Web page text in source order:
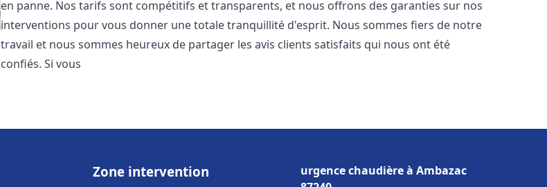
en panne. Nos tarifs sont compétitifs et transparents, et nous offrons des garanties sur nos
interventions pour vous donner une totale tranquillité d'esprit. Nous sommes fiers de notre
travail et nous sommes heureux de partager les avis clients satisfaits qui nous ont été
confiés. Si vous
Zone intervention
urgence chaudière à Ambazac